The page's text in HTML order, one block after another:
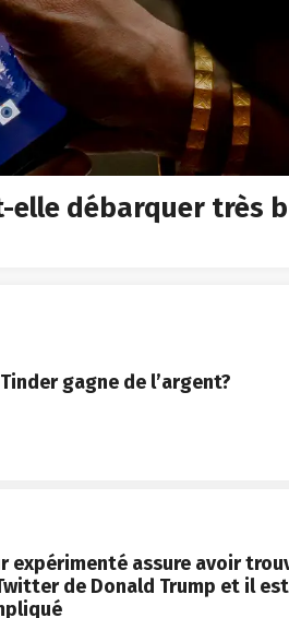
elle débarquer très
gagne de l’argent?
expérimenté assure avoir
de Donald Trump et il